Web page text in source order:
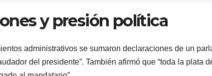
y presión política
administrativos se sumaron declaraciones de un
del presidente”. También afirmó que “toda la plata